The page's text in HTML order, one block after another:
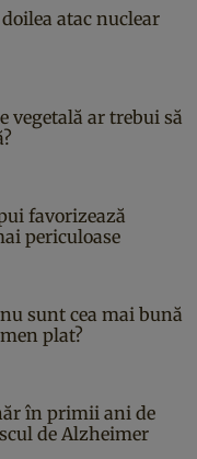
atac nuclear
vegetală ar trebui să
favorizează
periculoase
sunt cea mai bună
plat?
în primii ani de
de Alzheimer